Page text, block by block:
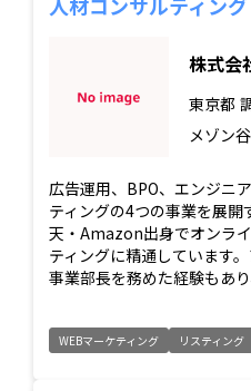
人材コンサルティング
株式会
東京都
メゾン
広告運用、BPO、エンジニ
ティングの4つの事業を展
天・Amazon出身でオンラ
ティングに精通しています
事業部長を務めた経験もあ
WEBマーケティング リスティング